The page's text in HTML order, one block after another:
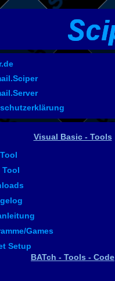
Visual Basic - Tools
Tool
Games
Setup
Tool
Tool
VB Progamme
BATch - Tools - Code